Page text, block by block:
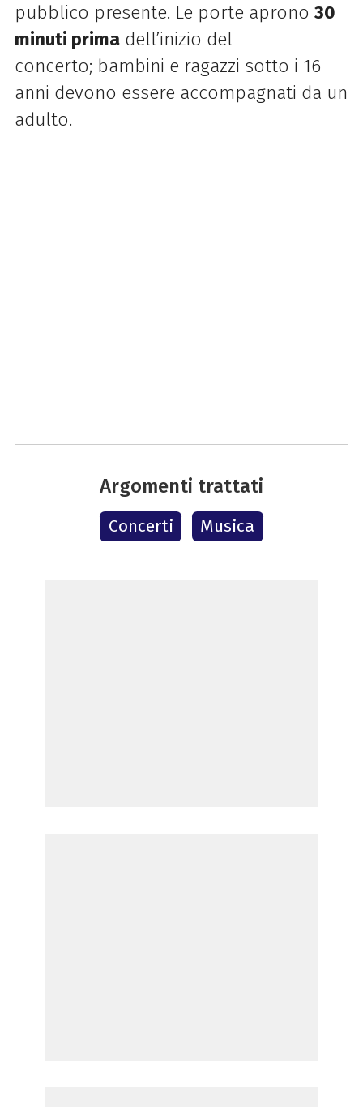
pubblico presente. Le porte aprono 30
minuti primadell’inizio del
concerto; bambini e ragazzi sotto i 16
anni devono essere accompagnati da un
adulto.
Argomenti trattati
Concerti Musica